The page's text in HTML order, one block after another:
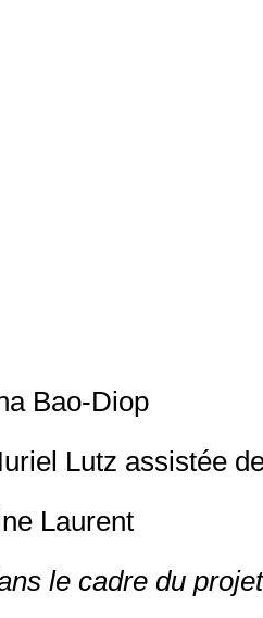
Bao-Diop
Lutz assistée
Laurent
le cadre du